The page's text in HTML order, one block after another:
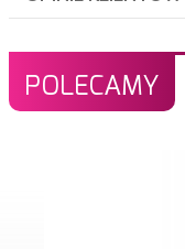
POLECAMY